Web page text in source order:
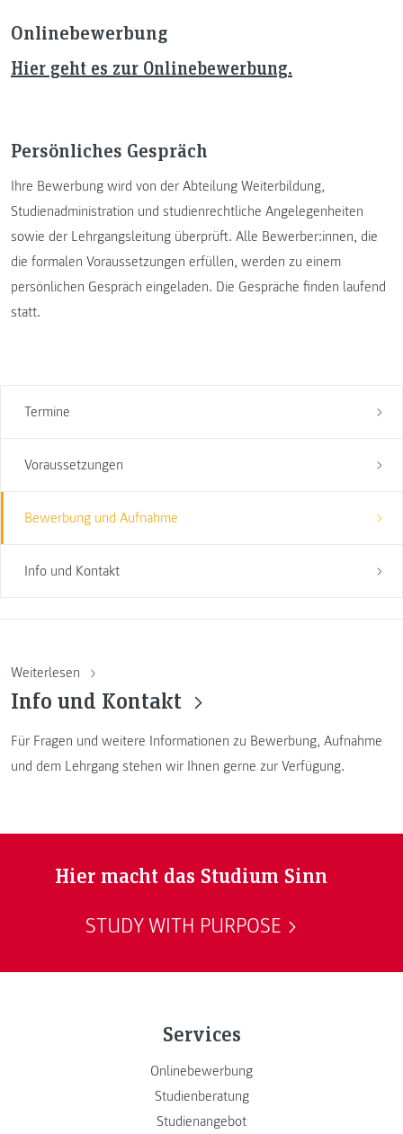
Termine
Voraussetzungen
Bewerbung und Aufnahme
Info und Kontakt
Onlinebewerbung
Hier geht es zur Onlinebewerbung.
Persönliches Gespräch
Ihre Bewerbung wird von der Abteilung Weiterbildung,
Studienadministration und studienrechtliche Angelegenheiten
sowie der Lehrgangsleitung überprüft. Alle Bewerber:innen, die
die formalen Voraussetzungen erfüllen, werden zu einem
persönlichen Gespräch eingeladen. Die Gespräche finden laufend
statt.
Weiterlesen
Info und Kontakt
Für Fragen und weitere Informationen zu Bewerbung, Aufnahme
und dem Lehrgang stehen wir Ihnen gerne zur Verfügung.
Hier macht das Studium Sinn
STUDY WITH PURPOSE
Services
Onlinebewerbung
Studienberatung
Studienangebot